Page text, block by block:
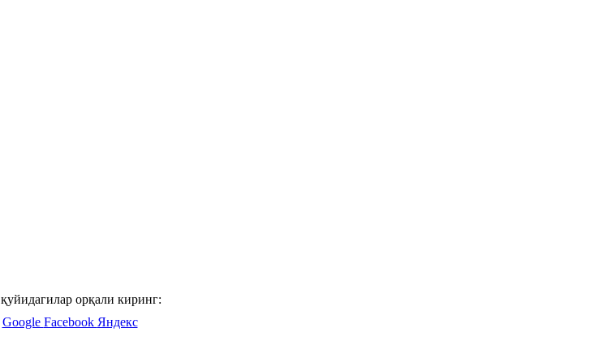
орқали киринг:
Google Facebook Яндекс